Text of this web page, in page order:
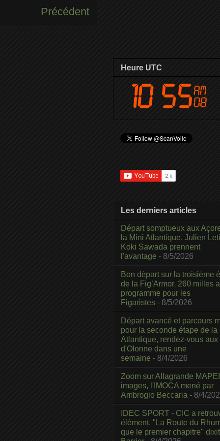
Précédent
Heure UTC
Les derniers articles
Départ somptueux aux
la Mini Atlantique, Julien
Koki Sawada prennent
l'avantage - 8/5/2026
Bon départ sur la troisième
de la Fig’Armor, 260 milles
programme pour les
Figaristes - 8/5/2026
Départ avancé et parcours
pour la seconde étape de la
Atlantique, rendez-vous
d'Olonne dans une
semaine - 8/4/2026
Zoom sur Allagrande
images, l'IMOCA mené par
Ambrogio Beccaria - 8/4/
IDEC SPORT - CIC a
élément, "La Route du
que le premier chapitre"